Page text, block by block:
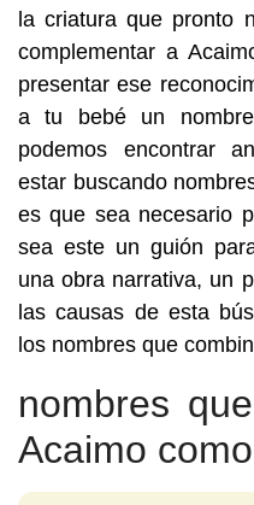
la criatura que pronto
complementar a
presentar ese
a tu bebé un
podemos encontrar
estar buscando
es que sea necesario
sea este un guión
una obra narrativa, un
las causas de esta
los nombres que
nombres
Acaimo